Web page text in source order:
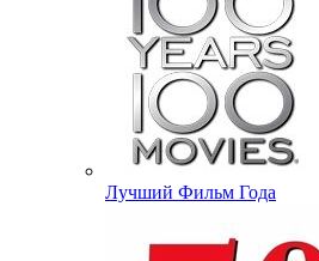
Лучший Фильм Года